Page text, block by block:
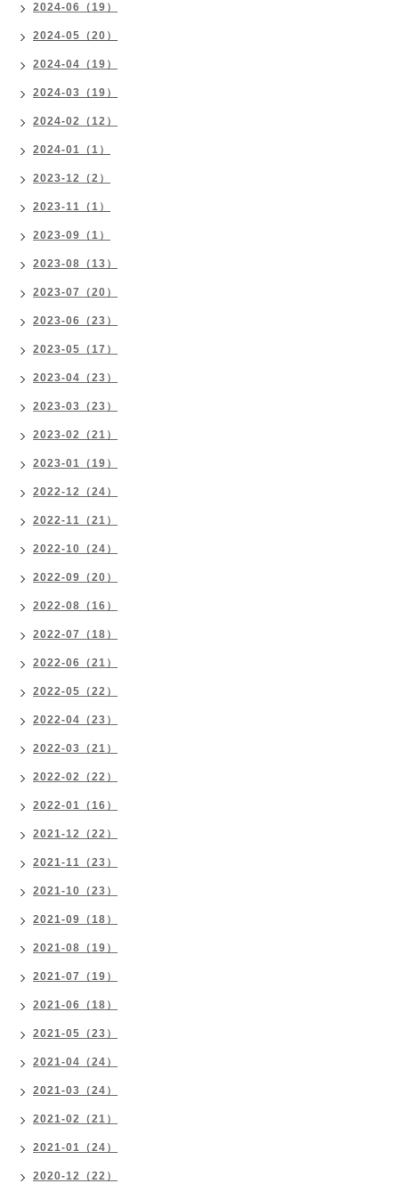
2024-06（19）
2024-05（20）
2024-04（19）
2024-03（19）
2024-02（12）
2024-01（1）
2023-12（2）
2023-11（1）
2023-09（1）
2023-08（13）
2023-07（20）
2023-06（23）
2023-05（17）
2023-04（23）
2023-03（23）
2023-02（21）
2023-01（19）
2022-12（24）
2022-11（21）
2022-10（24）
2022-09（20）
2022-08（16）
2022-07（18）
2022-06（21）
2022-05（22）
2022-04（23）
2022-03（21）
2022-02（22）
2022-01（16）
2021-12（22）
2021-11（23）
2021-10（23）
2021-09（18）
2021-08（19）
2021-07（19）
2021-06（18）
2021-05（23）
2021-04（24）
2021-03（24）
2021-02（21）
2021-01（24）
2020-12（22）